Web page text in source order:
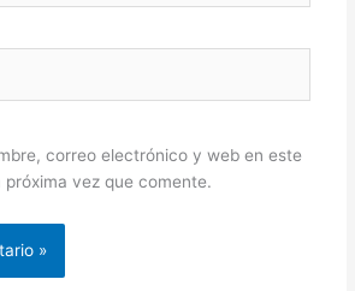
correo electrónico y web en este
próxima vez que comente.